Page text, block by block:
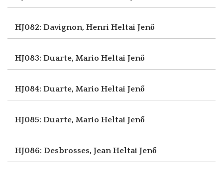
HJ082: Davignon, Henri Heltai Jenő
HJ083: Duarte, Mario Heltai Jenő
HJ084: Duarte, Mario Heltai Jenő
HJ085: Duarte, Mario Heltai Jenő
HJ086: Desbrosses, JeanHeltai Jenő